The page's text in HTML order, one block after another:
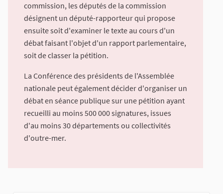
commission, les députés de la commission
désignent un député-rapporteur qui propose
ensuite soit d'examiner le texte au cours d'un
débat faisant l'objet d'un rapport parlementaire,
soit de classer la pétition.
La Conférence des présidents de l'Assemblée
nationale peut également décider d'organiser un
débat en séance publique sur une pétition ayant
recueilli au moins 500 000 signatures, issues
d'au moins 30 départements ou collectivités
d'outre-mer.